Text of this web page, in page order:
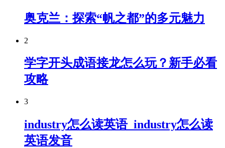
奥克兰：探索“帆之都”的多元魅力
2
学字开头成语接龙怎么玩？新手必看
攻略
3
industry怎么读英语_industry怎么读
英语发音